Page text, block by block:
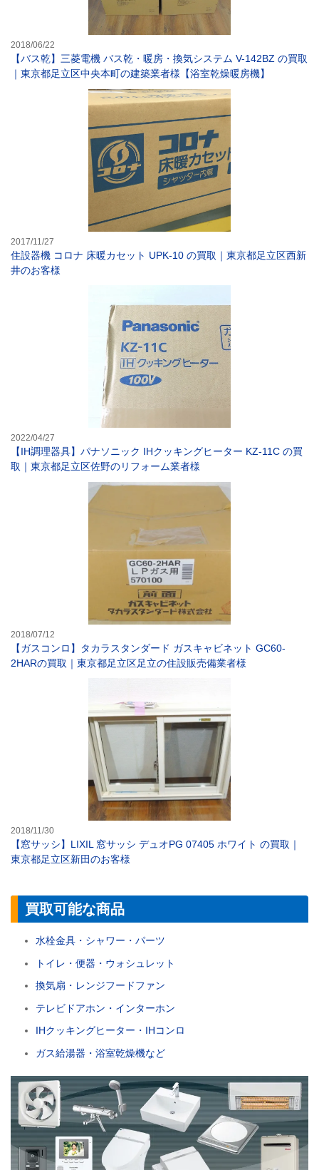
2018/06/22
【バス乾】三菱電機 バス乾・暖房・換気システム V-142BZ の買取
｜東京都足立区中央本町の建築業者様【浴室乾燥暖房機】
2017/11/27
住設器機 コロナ 床暖カセット UPK-10 の買取｜東京都足立区西新
井のお客様
2022/04/27
【IH調理器具】パナソニック IHクッキングヒーター KZ-11C の買
取｜東京都足立区佐野のリフォーム業者様
2018/07/12
【ガスコンロ】タカラスタンダード ガスキャビネット GC60-
2HARの買取｜東京都足立区足立の住設販売備業者様
2018/11/30
【窓サッシ】LIXIL 窓サッシ デュオPG 07405 ホワイト の買取｜
東京都足立区新田のお客様
買取可能な商品
水栓金具・シャワー・パーツ
トイレ・便器・ウォシュレット
換気扇・レンジフードファン
テレビドアホン・インターホン
IHクッキングヒーター・IHコンロ
ガス給湯器・浴室乾燥機など